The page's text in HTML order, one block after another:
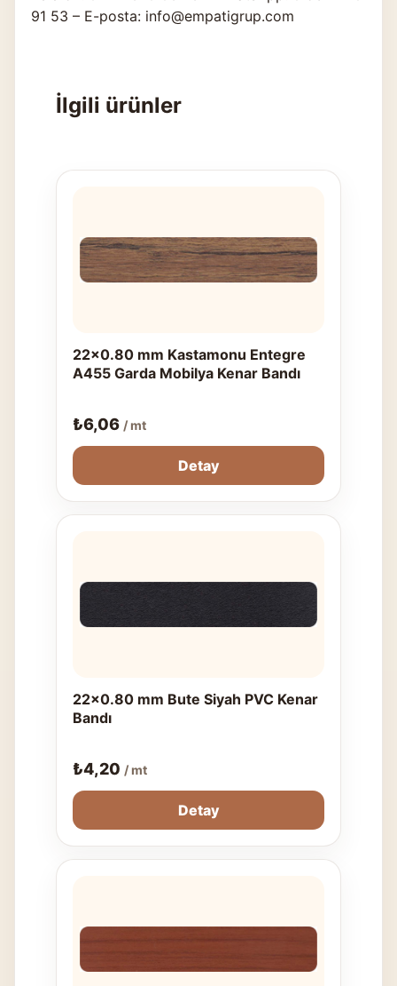
91 53 – E-posta: info@empatigrup.com
İlgili ürünler
22x0.80 mm Kastamonu Entegre
A455 Garda Mobilya Kenar Bandı
₺6,06 / mt
Detay
22x0.80 mm Bute Siyah PVC Kenar
Bandı
₺4,20 / mt
Detay